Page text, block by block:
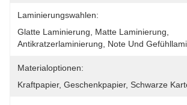
Laminierungswahlen:
Glatte Laminierung, Matte Laminierung,
Antikratzerlaminierung, Note Und
Materialoptionen:
Kraftpapier, Geschenkpapier, Schwarze